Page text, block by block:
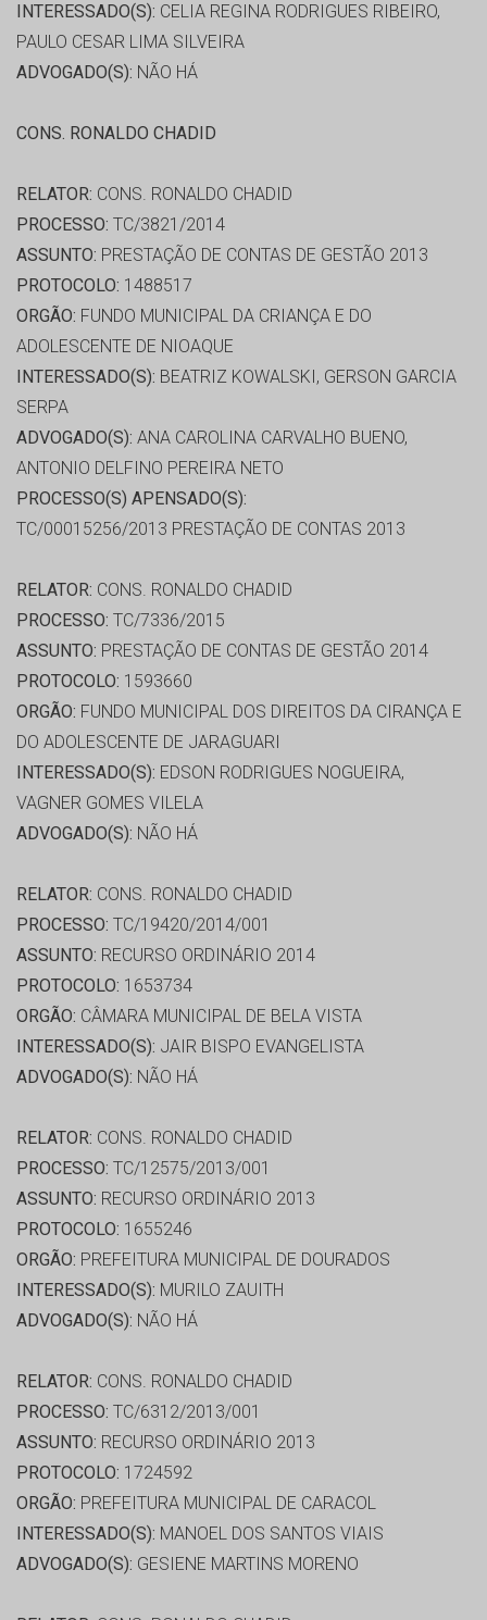
INTERESSADO(S): CELIA REGINA RODRIGUES RIBEIRO,
PAULO CESAR LIMA SILVEIRA
ADVOGADO(S): NÃO HÁ
CONS. RONALDO CHADID
RELATOR: CONS. RONALDO CHADID
PROCESSO: TC/3821/2014
ASSUNTO: PRESTAÇÃO DE CONTAS DE GESTÃO 2013
PROTOCOLO: 1488517
ORGÃO: FUNDO MUNICIPAL DA CRIANÇA E DO
ADOLESCENTE DE NIOAQUE
INTERESSADO(S): BEATRIZ KOWALSKI, GERSON GARCIA
SERPA
ADVOGADO(S): ANA CAROLINA CARVALHO BUENO,
ANTONIO DELFINO PEREIRA NETO
PROCESSO(S) APENSADO(S):
TC/00015256/2013 PRESTAÇÃO DE CONTAS 2013
RELATOR: CONS. RONALDO CHADID
PROCESSO: TC/7336/2015
ASSUNTO: PRESTAÇÃO DE CONTAS DE GESTÃO 2014
PROTOCOLO: 1593660
ORGÃO: FUNDO MUNICIPAL DOS DIREITOS DA CIRANÇA E
DO ADOLESCENTE DE JARAGUARI
INTERESSADO(S): EDSON RODRIGUES NOGUEIRA,
VAGNER GOMES VILELA
ADVOGADO(S): NÃO HÁ
RELATOR: CONS. RONALDO CHADID
PROCESSO: TC/19420/2014/001
ASSUNTO: RECURSO ORDINÁRIO 2014
PROTOCOLO: 1653734
ORGÃO: CÂMARA MUNICIPAL DE BELA VISTA
INTERESSADO(S): JAIR BISPO EVANGELISTA
ADVOGADO(S): NÃO HÁ
RELATOR: CONS. RONALDO CHADID
PROCESSO: TC/12575/2013/001
ASSUNTO: RECURSO ORDINÁRIO 2013
PROTOCOLO: 1655246
ORGÃO: PREFEITURA MUNICIPAL DE DOURADOS
INTERESSADO(S): MURILO ZAUITH
ADVOGADO(S): NÃO HÁ
RELATOR: CONS. RONALDO CHADID
PROCESSO: TC/6312/2013/001
ASSUNTO: RECURSO ORDINÁRIO 2013
PROTOCOLO: 1724592
ORGÃO: PREFEITURA MUNICIPAL DE CARACOL
INTERESSADO(S): MANOEL DOS SANTOS VIAIS
ADVOGADO(S): GESIENE MARTINS MORENO